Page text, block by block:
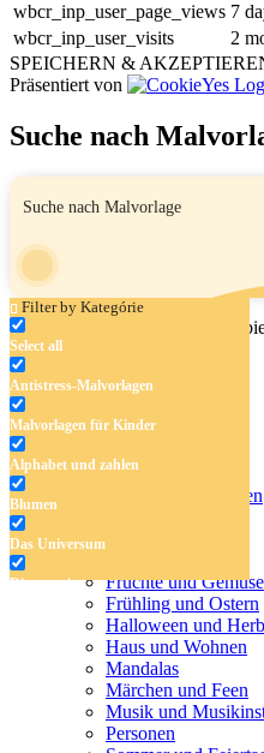
wbcr_inp_user_page_views 7
wbcr_inp_user_visits
2
SPEICHERN &
Präsentiert von
Suche nach
Filter by Kategórie
Select all
Antistress-Malvorlagen
Malvorlagen für Kinder
Alphabet und zahlen
Blumen
Das Universum
Dinosaurier
Früchte und Gemüse
Frühling und Ostern
Halloween und Herbst
Haus und Wohnen
Geben Sie den Namen, das
Malbuchs ein.
Malvorlagen für Kinder
Alphabet und zahlen
Früchte und Gemüse
Frühling und Ostern
Halloween und
Haus und Wohnen
Mandalas
Märchen und Feen
Musik und
Personen